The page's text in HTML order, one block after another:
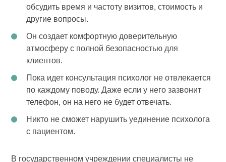
обсудить время и частоту визитов, стоимость и
другие вопросы.
Он создает комфортную доверительную
атмосферу с полной безопасностью для
клиентов.
Пока идет консультация психолог не отвлекается
по каждому поводу. Даже если у него зазвонит
телефон, он на него не будет отвечать.
Никто не сможет нарушить уединение психолога
с пациентом.
В государственном учреждении специалисты не